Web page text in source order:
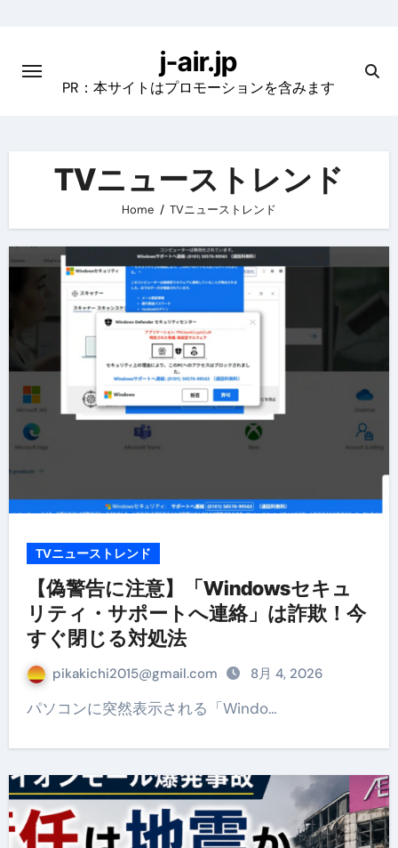
content
j-air.jp
PR：本サイトはプロモーションを含みます
TVニューストレンド
Home TVニューストレンド
TVニューストレンド
【偽警告に注意】「Windowsセキュ
リティ・サポートへ連絡」は詐欺！今
すぐ閉じる対処法
pikakichi2015@gmail.com 8月 4, 2026
パソコンに突然表示される「Windo…